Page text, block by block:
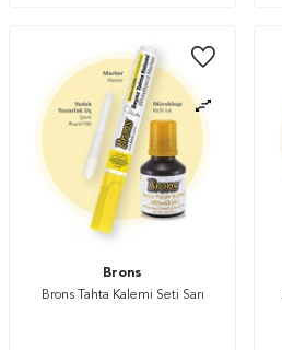
Brons
Brons Tahta Kalemi Seti Sarı